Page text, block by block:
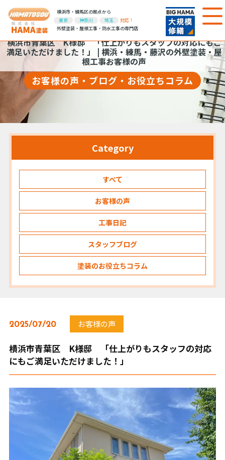
横浜市・練馬区の拠点から
東京
神奈川 埼玉
対応！
外壁塗装・屋根工事・防水工事の専門店
横浜市青葉区 K様邸 「仕上がりもスタッフの対応にもご
満足いただけました！」 | 横浜・練馬・藤沢の外壁塗装・屋
根工事お客様の声
お客様の声・ブログ・お役立ちコラム
Category
すべて
お客様の声
工事日記
スタッフブログ
塗装のお役立ちコラム
2025/07/20 お客様の声
横浜市青葉区 K様邸 「仕上がりもスタッフの対応
にもご満足いただけました！」